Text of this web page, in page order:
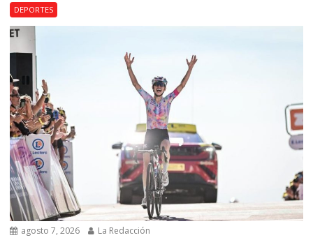
DEPORTES
agosto 7, 2026 La Redacción